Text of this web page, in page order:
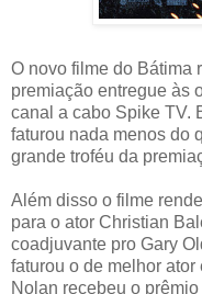
O novo filme do Bátima
premiação entregue às
canal a cabo Spike TV.
faturou nada menos do
grande troféu da
Além disso o filme
para o ator Christian
coadjuvante pro Gary
faturou o de melhor
Nolan recebeu o